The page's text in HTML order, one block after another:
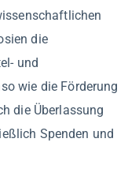
die
und
wie die Förderung
die Überlassung
Spenden und